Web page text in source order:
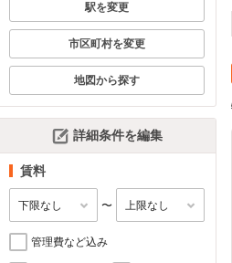
駅を変更
市区町村を変更
地図から探す
詳細条件を編集
賃料
〜
管理費など込み